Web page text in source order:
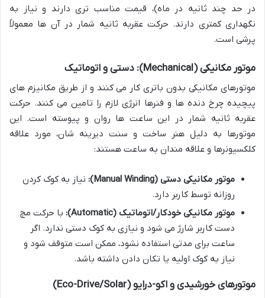
در حد چند ثانیه در ماه)، قیمت مناسب تری دارند و نیاز به
نگهداری کمتری دارند. حرکت عقربه ثانیه شمار در آن ها معمولاً
پرشی است.
موتور مکانیکی (Mechanical): دستی و اتوماتیک
موتورهای مکانیکی بدون باتری کار می کنند و از طریق مکانیزم های
پیچیده چرخ دنده ها و فنرها انرژی لازم را تامین می کنند. حرکت
عقربه ثانیه شمار در این ساعت ها روان و پیوسته است. این
موتورها به دلیل هنر ساخت و سنت دیرینه شان، مورد علاقه
کلکسیونرها و علاقه مندان به ساعت هستند:
موتور مکانیکی دستی (Manual Winding):
نیاز به کوک کردن
روزانه توسط کاربر دارد.
موتور مکانیکی خودکار/اتوماتیک (Automatic):
با حرکت مچ
دست کاربر شارژ می شود و نیازی به کوک دستی ندارد. اگر
ساعت برای مدتی استفاده نشود، ممکن است متوقف شود و
نیاز به کوک اولیه یا تکان دادن داشته باشد.
موتورهای خورشیدی و اکو-درایو (Eco-Drive/Solar)